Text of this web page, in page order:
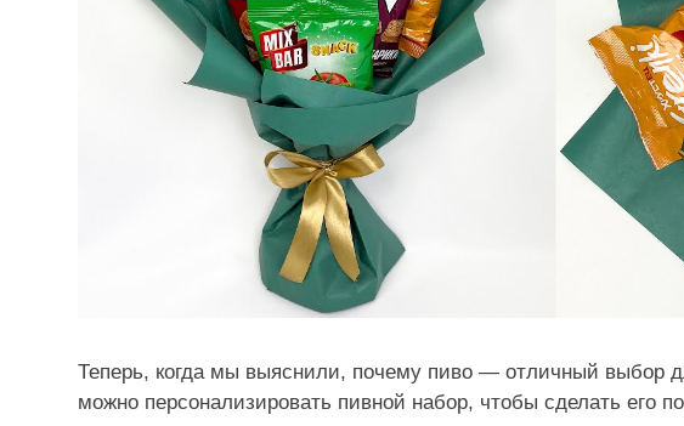
Теперь, когда мы выяснили, почему пиво — отличный выбор
можно персонализировать пивной набор, чтобы сделать его